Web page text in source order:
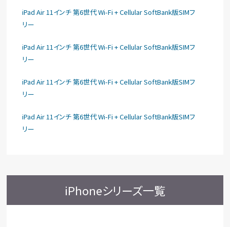
iPad Air 11インチ 第6世代 Wi-Fi + Cellular SoftBank版SIMフ
リー
iPad Air 11インチ 第6世代 Wi-Fi + Cellular SoftBank版SIMフ
リー
iPad Air 11インチ 第6世代 Wi-Fi + Cellular SoftBank版SIMフ
リー
iPad Air 11インチ 第6世代 Wi-Fi + Cellular SoftBank版SIMフ
リー
iPhoneシリーズ一覧